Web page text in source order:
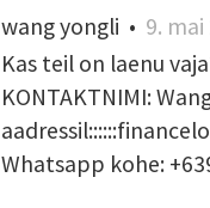
wang yongli • 9. mai
Kas teil on laenu
KONTAKTNIMI:
Whatsapp kohe: